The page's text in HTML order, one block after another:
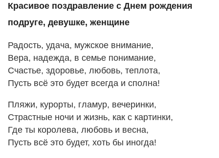
Красивое поздравление с Днем рождения
подруге, девушке, женщине
Радость, удача, мужское внимание,
Вера, надежда, в семье понимание,
Счастье, здоровье, любовь, теплота,
Пусть всё это будет всегда и сполна!
Пляжи, курорты, гламур, вечеринки,
Страстные ночи и жизнь, как с картинки,
Где ты королева, любовь и весна,
Пусть всё это будет, хоть бы иногда!